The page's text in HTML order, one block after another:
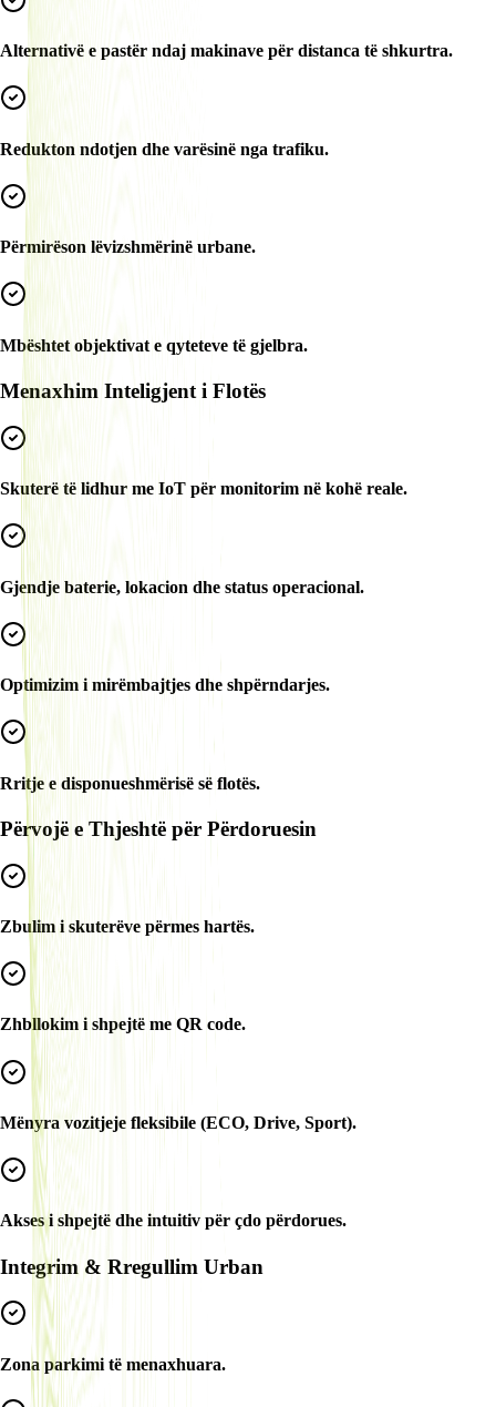
Alternativë e pastër ndaj makinave për distanca të shkurtra.
Redukton ndotjen dhe varësinë nga trafiku.
Përmirëson lëvizshmërinë urbane.
Mbështet objektivat e qyteteve të gjelbra.
Menaxhim Inteligjent i Flotës
Skuterë të lidhur me IoT për monitorim në kohë reale.
Gjendje baterie, lokacion dhe status operacional.
Optimizim i mirëmbajtjes dhe shpërndarjes.
Rritje e disponueshmërisë së flotës.
Përvojë e Thjeshtë për Përdoruesin
Zbulim i skuterëve përmes hartës.
Zhbllokim i shpejtë me QR code.
Mënyra vozitjeje fleksibile (ECO, Drive, Sport).
Akses i shpejtë dhe intuitiv për çdo përdorues.
Integrim & Rregullim Urban
Zona parkimi të menaxhuara.